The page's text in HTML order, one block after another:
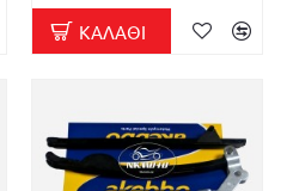
ΚΑΛΆΘΙ